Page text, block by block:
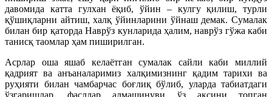
давомида катта гулхан ёқиб, ўйин – кулгу қилиш, турли
қўшиқларни айтиш, халқ ўйинларини ўйнаш демак. Сумалак
билан бир қаторда Наврўз кунларида ҳалим, наврўз гўжа каби
танисқ таомлар ҳам пиширилган.
Асрлар оша яшаб келаётган сумалак сайли каби миллий
қадрият ва анъаналаримиз халқимизнинг қадим тарихи ва
руҳияти билан чамбарчас боғлиқ бўлиб, уларда табиатдаги